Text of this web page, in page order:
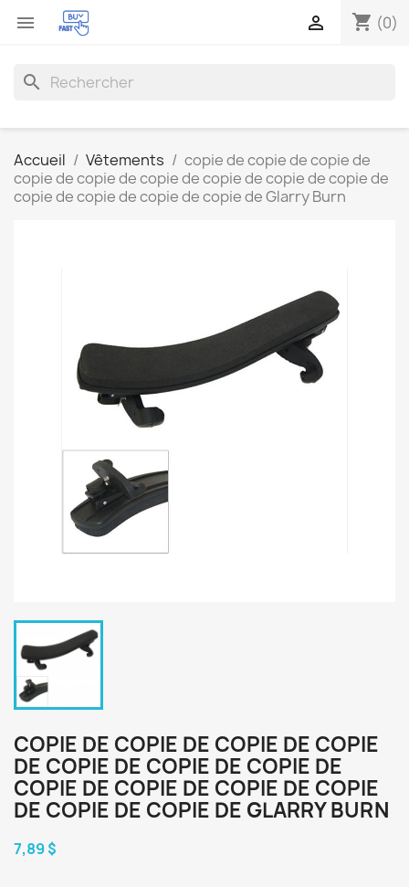
 shopping_cart (0)

search
Accueil Vêtements
copie de copie de copie de
copie de copie de copie de copie de copie de copie de
copie de copie de copie de copie de Glarry Burn
COPIE DE COPIE DE COPIE DE COPIE
DE COPIE DE COPIE DE COPIE DE
COPIE DE COPIE DE COPIE DE COPIE
DE COPIE DE COPIE DE GLARRY BURN
7,89 $